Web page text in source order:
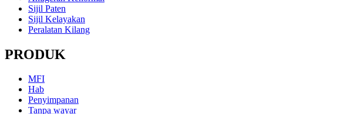
Sijil Paten
Sijil Kelayakan
Peralatan Kilang
PRODUK
MFI
Hab
Penyimpanan
Tanpa wayar